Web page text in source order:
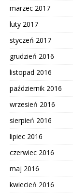
marzec 2017
luty 2017
styczeń 2017
grudzień 2016
listopad 2016
październik 2016
wrzesień 2016
sierpień 2016
lipiec 2016
czerwiec 2016
maj 2016
kwiecień 2016